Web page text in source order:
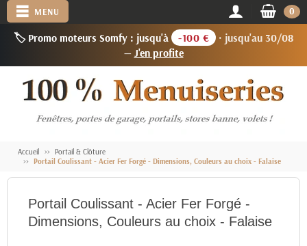
🏷️ Promo moteurs Somfy : jusqu'à -100 €
· jusqu'au 30/08
— J'en profite
MENU 0
Accueil
Portail & Clôture
Portail Coulissant - Acier Fer Forgé - Dimensions, Couleurs au choix - Falaise
Portail Coulissant - Acier Fer Forgé -
Dimensions, Couleurs au choix - Falaise